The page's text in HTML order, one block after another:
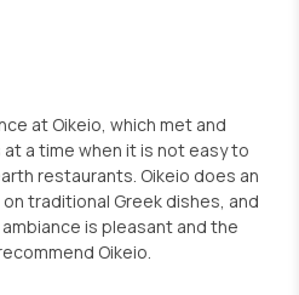
at Oikeio, which met and
a time when it is not easy to
restaurants. Oikeio does an
traditional Greek dishes, and
is pleasant and the
Oikeio.